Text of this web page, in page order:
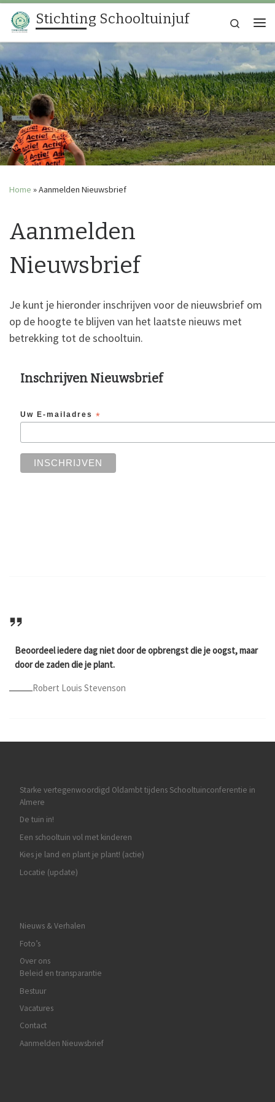
Ga naar inhoud
Stichting Schooltuinjuf
Search
Home »Aanmelden Nieuwsbrief
Aanmelden
Nieuwsbrief
Je kunt je hieronder inschrijven voor de nieuwsbrief om
op de hoogte te blijven van het laatste nieuws met
betrekking tot de schooltuin.
Inschrijven Nieuwsbrief
Uw E-mailadres *
Beoordeel iedere dag niet door de opbrengst die je oogst, maar
door de zaden die je plant.
Robert Louis Stevenson
Starke vertegenwoordigd Oldambt tijdens Schooltuinconferentie in
Almere
De tuin in!
Een schooltuin vol met kinderen
Kies je land en plant je plant! (actie)
Locatie (update)
Nieuws & Verhalen
Foto’s
Over ons
Beleid en transparantie
Bestuur
Vacatures
Contact
Aanmelden Nieuwsbrief